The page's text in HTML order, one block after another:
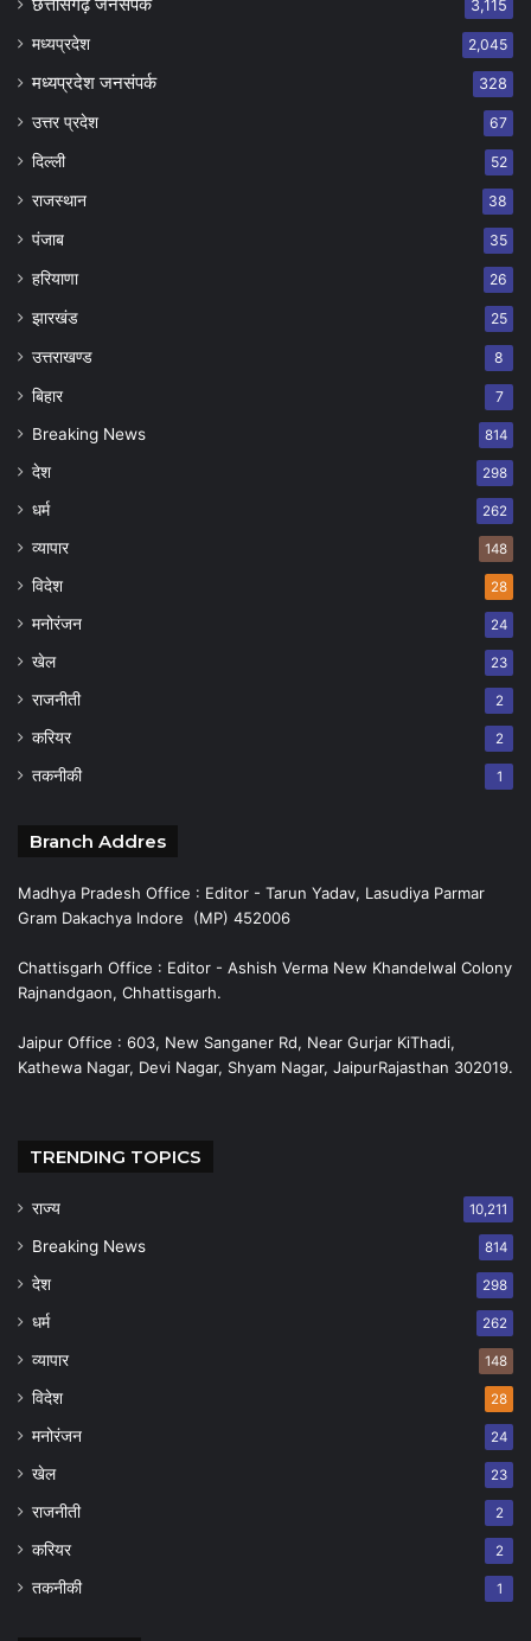
3,115
मध्यप्रदेश 2,045
मध्यप्रदेश जनसंपर्क 328
उत्तर प्रदेश 67
दिल्ली 52
राजस्थान 38
पंजाब 35
हरियाणा 26
झारखंड 25
उत्तराखण्ड 8
बिहार 7
Breaking News 814
देश 298
धर्म 262
व्यापार 148
विदेश 28
मनोरंजन 24
खेल 23
राजनीती 2
करियर 2
तकनीकी 1
Branch Addres
Madhya Pradesh Office : Editor - Tarun Yadav, Lasudiya Parmar
Gram Dakachya Indore (MP) 452006
Chattisgarh Office : Editor - Ashish Verma New Khandelwal Colony
Rajnandgaon, Chhattisgarh.
Jaipur Office : 603, New Sanganer Rd, Near Gurjar KiThadi,
Kathewa Nagar, Devi Nagar, Shyam Nagar, JaipurRajasthan 302019.
TRENDING TOPICS
राज्य 10,211
Breaking News 814
देश 298
धर्म 262
व्यापार 148
विदेश 28
मनोरंजन 24
खेल 23
राजनीती 2
करियर 2
तकनीकी 1